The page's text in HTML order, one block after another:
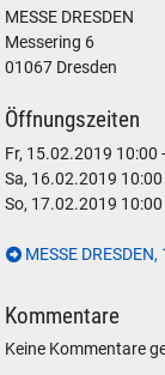
MESSE DRESDEN
Messering 6
01067 Dresden
Öffnungszeiten
Fr, 15.02.2019 10:00
Sa, 16.02.2019
So, 17.02.2019
MESSE
Kommentare
Keine Kommentare